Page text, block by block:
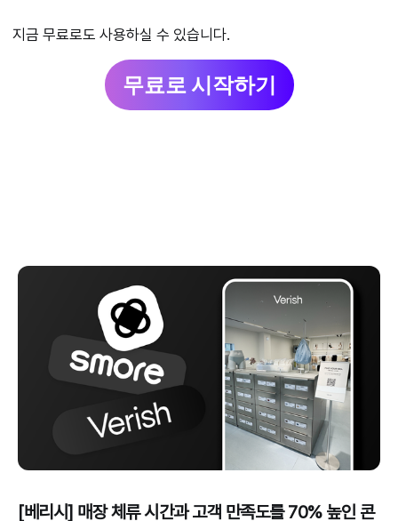
지금 무료로도 사용하실 수 있습니다.
무료로 시작하기
[베리시] 매장 체류 시간과 고객 만족도를 70% 높인 콘